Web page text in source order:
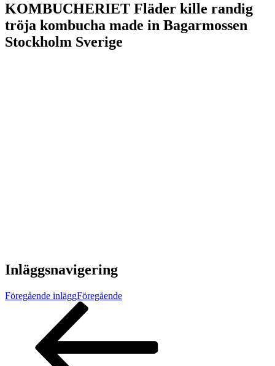
KOMBUCHERIET Fläder kille randig
tröja kombucha made in Bagarmossen
Stockholm Sverige
Inläggsnavigering
Föregående inläggFöregående